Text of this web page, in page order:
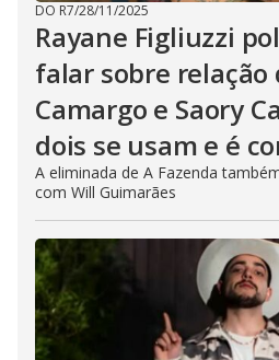
DO R7/28/11/2025
Rayane Figliuzzi
falar sobre relação
Camargo e Saory
dois se usam e é
A eliminada de A Fazenda
com Will Guimarães